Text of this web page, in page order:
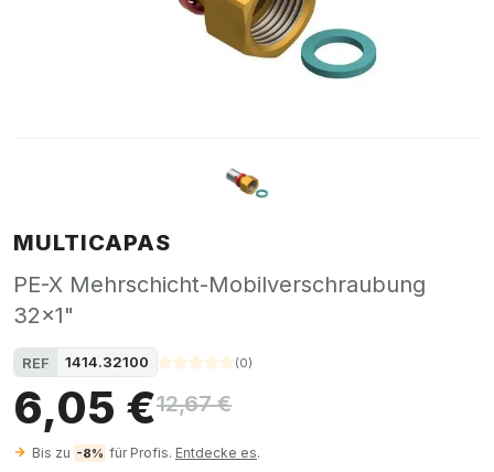
MULTICAPAS
PE-X Mehrschicht-Mobilverschraubung
32x1"
REF 1414.32100 (0)
6,05 €12,67 €
Bis zu -8% für Profis. Entdecke es.